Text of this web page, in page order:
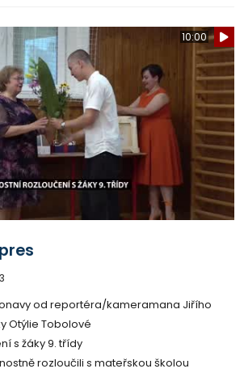
10:00
od reportéra/kameramana Jiřího
Otýlie Tobolové
s žáky 9. třídy
rozloučili s mateřskou školou